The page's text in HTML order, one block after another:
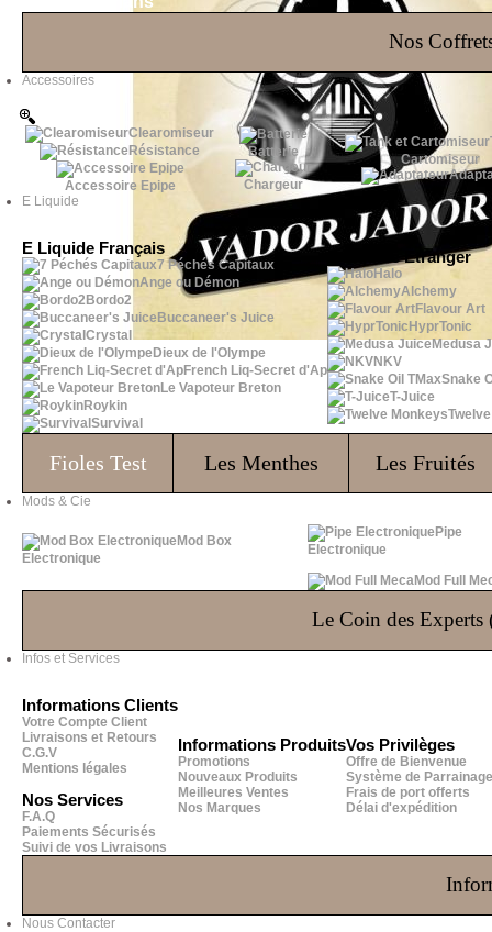
Nos
Accessoires
Clearomiseur
Résistance
Accessoire Epipe
Batterie
Chargeur
Cartomiseur
E Liquide
E Liquide Français
7 Péchés Capitaux
Ange ou Démon
Bordo2
Buccaneer's Juice
Crystal
Dieux de l'Olympe
French Liq-Secret d'Ap
Le Vapoteur Breton
Roykin
Survival
E Liquide Etranger
Halo
Alchemy
Flavour Art
HyprTonic
Medusa
NKV
Snake
T-Juice
Fioles Test Les Menthes Les Fruités
Mods & Cie
Mod Box
Electronique
Pipe
Electronique
Mod Full
Le Coin des Experts
Infos et Services
Informations Clients
Votre Compte Client
Livraisons et Retours
C.G.V
Mentions légales
Nos Services
F.A.Q
Paiements Sécurisés
Suivi de vos Livraisons
Informations Produits
Promotions
Nouveaux Produits
Meilleures Ventes
Nos Marques
Vos Privilèges
Offre de Bienvenue
Système de Parrainage
Frais de port offerts
Délai d'expédition
Nous Contacter